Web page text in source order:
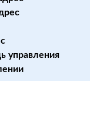
управления